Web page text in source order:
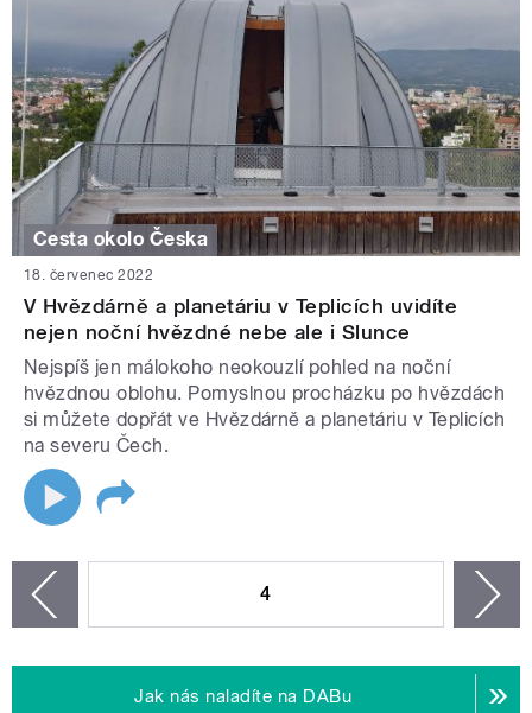
Cesta okolo Česka
18. červenec 2022
V Hvězdárně a planetáriu v Teplicích uvidíte
nejen noční hvězdné nebe ale i Slunce
Nejspíš jen málokoho neokouzlí pohled na noční
hvězdnou oblohu. Pomyslnou procházku po hvězdách
si můžete dopřát ve Hvězdárně a planetáriu v Teplicích
na severu Čech.
4
Jak nás naladíte na DABu